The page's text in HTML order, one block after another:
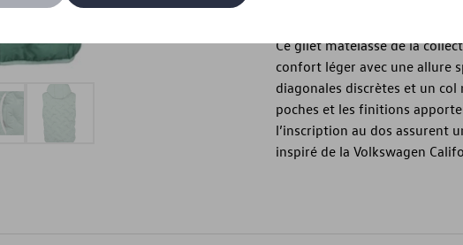
Ce gilet matelassé de la
confort léger avec une allure
diagonales discrètes et un
poches et les finitions
l’inscription au dos assurent
inspiré de la Volkswagen